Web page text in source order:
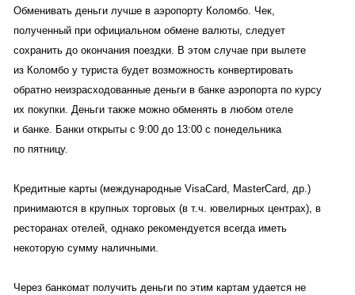
Обменивать деньги лучше в аэропорту Коломбо. Чек,
полученный при официальном обмене валюты, следует
сохранить до окончания поездки. В этом случае при вылете
из Коломбо у туриста будет возможность конвертировать
обратно неизрасходованные деньги в банке аэропорта по курсу
их покупки. Деньги также можно обменять в любом отеле
и банке. Банки открыты с 9:00 до 13:00 с понедельника
по пятницу.
Кредитные карты (международные VisaCard, MasterCard, др.)
принимаются в крупных торговых (в т.ч. ювелирных центрах), в
ресторанах отелей, однако рекомендуется всегда иметь
некоторую сумму наличными.
Через банкомат получить деньги по этим картам удается не